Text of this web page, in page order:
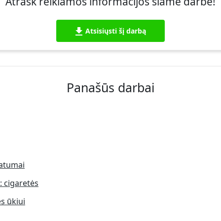
Atsisiųsti šį darbą
Panašūs darbai
cigaretės
ūkiui